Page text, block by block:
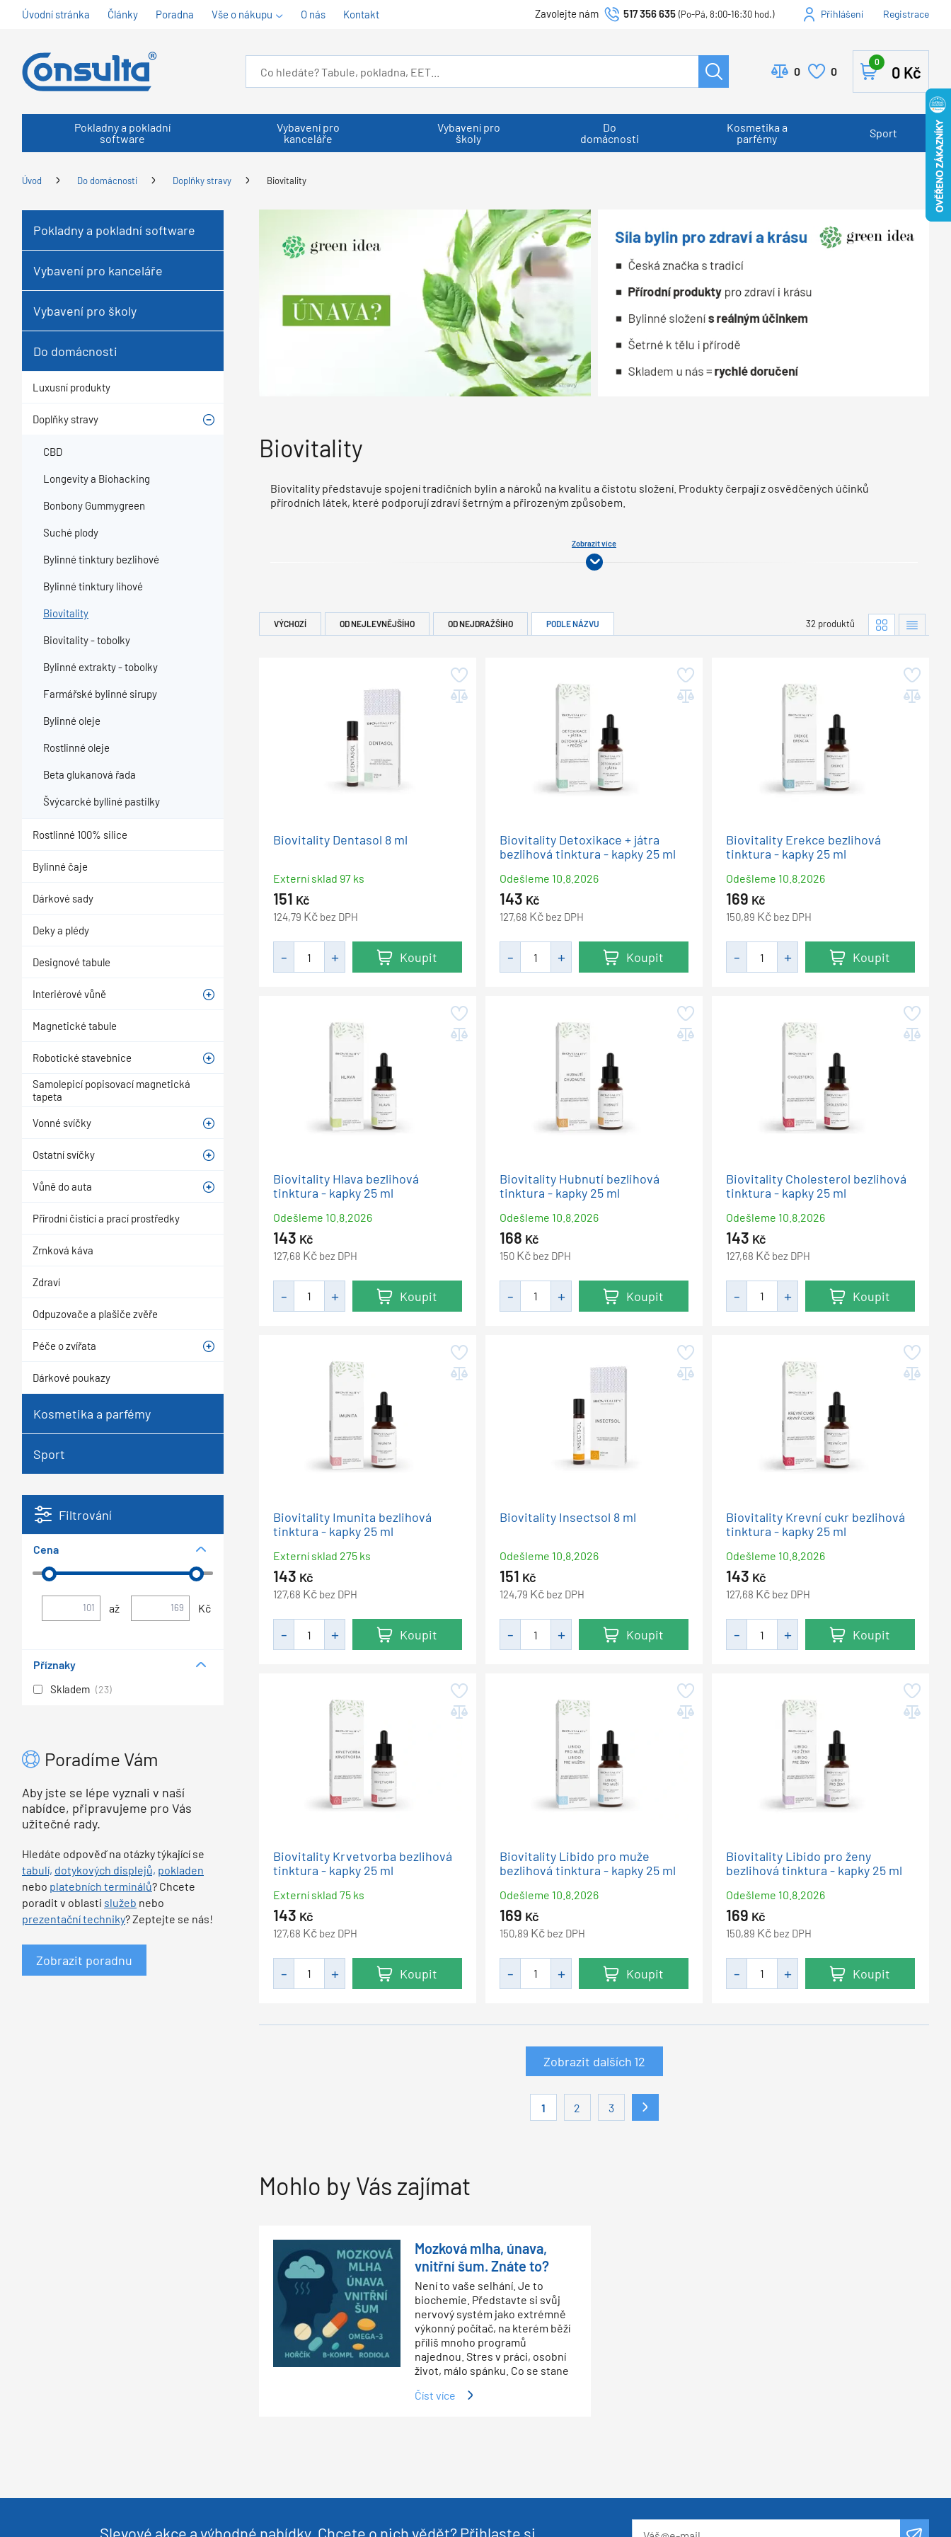
Úvodní stránka Články Poradna Vše o nákupu O nás Kontakt Zavolejte nám 517 356 635 (Po-Pá, 8:00-16:30 hod.) Přihlášení Registrace
0 0 0 Kč
0
Pokladny a pokladní
software
Vybavení pro
kanceláře
Vybavení pro
školy
Do
domácnosti
Kosmetika a
parfémy
Sport
Úvod Do domácnosti Doplňky stravy Biovitality
Pokladny a pokladní software
Vybavení pro kanceláře
Vybavení pro školy
Do domácnosti
Luxusní produkty
Doplňky stravy
CBD
Longevity a Biohacking
Bonbony Gummygreen
Suché plody
Bylinné tinktury bezlihové
Bylinné tinktury lihové
Biovitality
Biovitality - tobolky
Bylinné extrakty - tobolky
Farmářské bylinné sirupy
Bylinné oleje
Rostlinné oleje
Beta glukanová řada
Švýcarcké bylliné pastilky
Rostlinné 100% silice
Bylinné čaje
Dárkové sady
Deky a plédy
Designové tabule
Interiérové vůně
Magnetické tabule
Robotické stavebnice
Samolepicí popisovací magnetická
tapeta
Vonné svíčky
Ostatní svíčky
Vůně do auta
Přírodní čistící a prací prostředky
Zrnková káva
Zdraví
Odpuzovače a plašiče zvěře
Péče o zvířata
Dárkové poukazy
Kosmetika a parfémy
Sport
Filtrování
Cena
až Kč
Příznaky
Skladem (23)
Poradíme Vám
Aby jste se lépe vyznali v naší
nabídce, připravujeme pro Vás
užitečné rady.
Hledáte odpověď na otázky týkající se
tabulí, dotykových displejů, pokladen
nebo platebních terminálů? Chcete
poradit v oblasti služeb nebo
prezentační techniky? Zeptejte se nás!
Zobrazit poradnu
Biovitality
Biovitality představuje spojení tradičních bylin a nároků na kvalitu a čistotu složení. Produkty čerpají z osvědčených účinků
přírodních látek, které podporují zdraví šetrným a přirozeným způsobem.
Zobrazit více
VÝCHOZÍ OD NEJLEVNĚJŠÍHO OD NEJDRAŽŠÍHO PODLE NÁZVU 32 produktů
Biovitality Dentasol 8 ml
Externí sklad 97 ks
151 Kč
124,79 Kč bez DPH
Koupit
Biovitality Detoxikace + játra
bezlihová tinktura - kapky 25 ml
Odešleme 10.8.2026
143 Kč
127,68 Kč bez DPH
Koupit
Biovitality Erekce bezlihová
tinktura - kapky 25 ml
Odešleme 10.8.2026
169 Kč
150,89 Kč bez DPH
Koupit
Biovitality Hlava bezlihová
tinktura - kapky 25 ml
Odešleme 10.8.2026
143 Kč
127,68 Kč bez DPH
Koupit
Biovitality Hubnutí bezlihová
tinktura - kapky 25 ml
Odešleme 10.8.2026
168 Kč
150 Kč bez DPH
Koupit
Biovitality Cholesterol bezlihová
tinktura - kapky 25 ml
Odešleme 10.8.2026
143 Kč
127,68 Kč bez DPH
Koupit
Biovitality Imunita bezlihová
tinktura - kapky 25 ml
Externí sklad 275 ks
143 Kč
127,68 Kč bez DPH
Koupit
Biovitality Insectsol 8 ml
Odešleme 10.8.2026
151 Kč
124,79 Kč bez DPH
Koupit
Biovitality Krevní cukr bezlihová
tinktura - kapky 25 ml
Odešleme 10.8.2026
143 Kč
127,68 Kč bez DPH
Koupit
Biovitality Krvetvorba bezlihová
tinktura - kapky 25 ml
Externí sklad 75 ks
143 Kč
127,68 Kč bez DPH
Koupit
Biovitality Libido pro muže
bezlihová tinktura - kapky 25 ml
Odešleme 10.8.2026
169 Kč
150,89 Kč bez DPH
Koupit
Biovitality Libido pro ženy
bezlihová tinktura - kapky 25 ml
Odešleme 10.8.2026
169 Kč
150,89 Kč bez DPH
Koupit
1 2 3
Zobrazit dalších 12
Mohlo by Vás zajímat
Mozková mlha, únava,
vnitřní šum. Znáte to?
Není to vaše selhání. Je to
biochemie. Představte si svůj
nervový systém jako extrémně
výkonný počítač, na kterém běží
příliš mnoho programů
najednou. Stres v práci, osobní
život, málo spánku. Co se stane
Číst více
Slevové akce a výhodné nabídky. Chcete o nich vědět? Přihlaste si